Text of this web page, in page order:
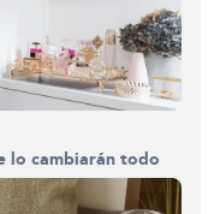
lo cambiarán todo